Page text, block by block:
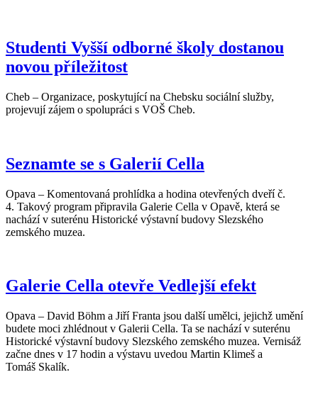
Studenti Vyšší odborné školy dostanou
novou příležitost
Cheb – Organizace, poskytující na Chebsku sociální služby,
projevují zájem o spolupráci s VOŠ Cheb.
Seznamte se s Galerií Cella
Opava – Komentovaná prohlídka a hodina otevřených dveří č.
4. Takový program připravila Galerie Cella v Opavě, která se
nachází v suterénu Historické výstavní budovy Slezského
zemského muzea.
Galerie Cella otevře Vedlejší efekt
Opava – David Böhm a Jiří Franta jsou další umělci, jejichž umění
budete moci zhlédnout v Galerii Cella. Ta se nachází v suterénu
Historické výstavní budovy Slezského zemského muzea. Vernisáž
začne dnes v 17 hodin a výstavu uvedou Martin Klimeš a
Tomáš Skalík.